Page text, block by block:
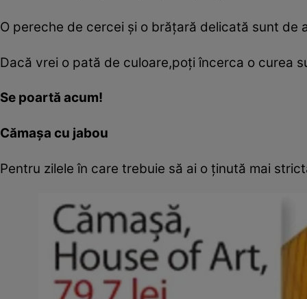
O pereche de cercei şi o brăţară delicată sunt de
Dacă vrei o pată de culoare,poţi încerca o
Se poartă acum!
Cămaşa cu jabou
Pentru zilele în care trebuie să ai o ţinută mai